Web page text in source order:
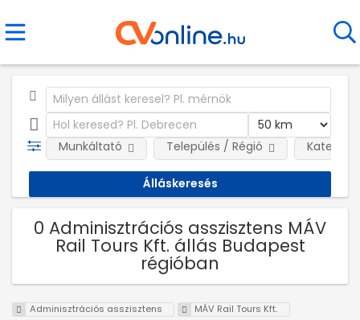
Munkáltató Település / Régió
0 Adminisztrációs asszisztens MÁV
Rail Tours Kft. állás Budapest
régióban
Adminisztrációs asszisztens
MÁV Rail Tours Kft.